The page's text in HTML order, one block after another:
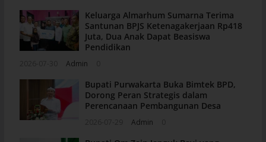
Keluarga Almarhum Sumarna Terima
Santunan BPJS Ketenagakerjaan Rp418
Juta, Dua Anak Dapat Beasiswa
Pendidikan
Admin
Bupati Purwakarta Buka Bimtek BPD,
Dorong Peran Strategis dalam
Perencanaan Pembangunan Desa
Admin